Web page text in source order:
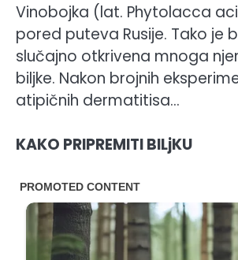
Vinobojka (lat. Phytolacca
pored puteva Rusije. Tako je
slučajno otkrivena mnoga
biljke. Nakon brojnih
atipičnih dermatitisa…
KAKO PRIPREMITI BILjKU